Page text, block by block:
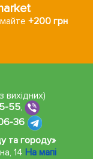
+200 грн
55,
36
та городу»
14 На мапі